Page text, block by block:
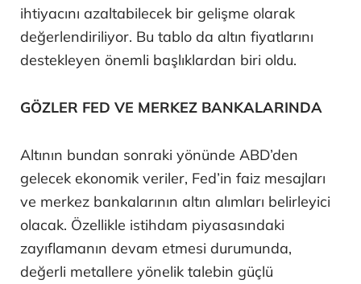
ihtiyacını azaltabilecek bir gelişme olarak
değerlendiriliyor. Bu tablo da altın fiyatlarını
destekleyen önemli başlıklardan biri oldu.
GÖZLER FED VE MERKEZ BANKALARINDA
Altının bundan sonraki yönünde ABD’den
gelecek ekonomik veriler, Fed’in faiz mesajları
ve merkez bankalarının altın alımları belirleyici
olacak. Özellikle istihdam piyasasındaki
zayıflamanın devam etmesi durumunda,
değerli metallere yönelik talebin güçlü